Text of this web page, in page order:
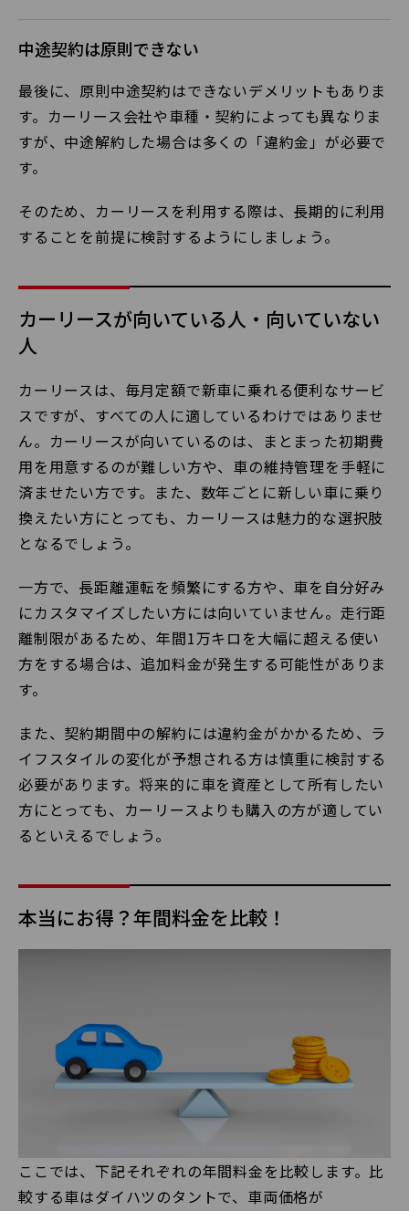
中途契約は原則できない
最後に、原則中途契約はできないデメリットもありま
す。カーリース会社や車種・契約によっても異なりま
すが、中途解約した場合は多くの「違約金」が必要で
す。
そのため、カーリースを利用する際は、長期的に利用
することを前提に検討するようにしましょう。
カーリースが向いている人・向いていない
人
カーリースは、毎月定額で新車に乗れる便利なサービ
スですが、すべての人に適しているわけではありませ
ん。カーリースが向いているのは、まとまった初期費
用を用意するのが難しい方や、車の維持管理を手軽に
済ませたい方です。また、数年ごとに新しい車に乗り
換えたい方にとっても、カーリースは魅力的な選択肢
となるでしょう。
一方で、長距離運転を頻繁にする方や、車を自分好み
にカスタマイズしたい方には向いていません。走行距
離制限があるため、年間1万キロを大幅に超える使い
方をする場合は、追加料金が発生する可能性がありま
す。
また、契約期間中の解約には違約金がかかるため、ラ
イフスタイルの変化が予想される方は慎重に検討する
必要があります。将来的に車を資産として所有したい
方にとっても、カーリースよりも購入の方が適してい
るといえるでしょう。
本当にお得？年間料金を比較！
ここでは、下記それぞれの年間料金を比較します。比
較する車はダイハツのタントで、車両価格が